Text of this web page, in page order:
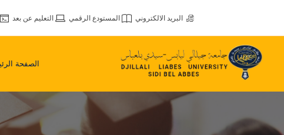
البريد الالكتروني المستودع الرقمي التعليم عن بعد
الصفحة